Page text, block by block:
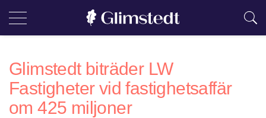
Glimstedt biträder LW
Fastigheter vid fastighetsaffär
om 425 miljoner